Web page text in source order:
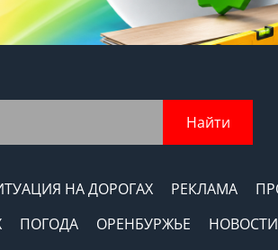
Найти
НА ДОРОГАХ РЕКЛАМА
ПОГОДА ОРЕНБУРЖЬЕ